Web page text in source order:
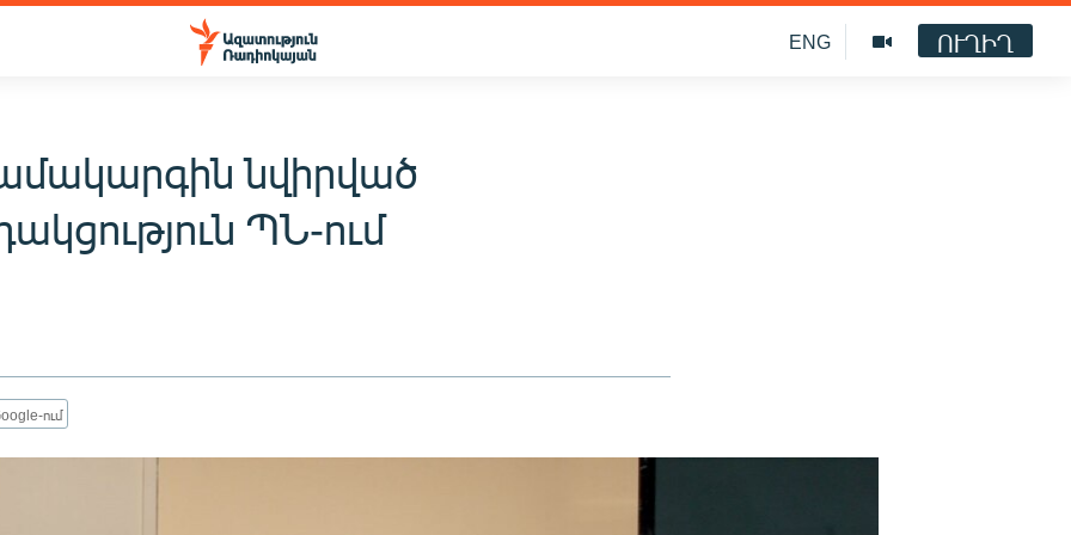
ENG ՈՒՂԻՂ
նվիրված
ՊՆ-ում
ում